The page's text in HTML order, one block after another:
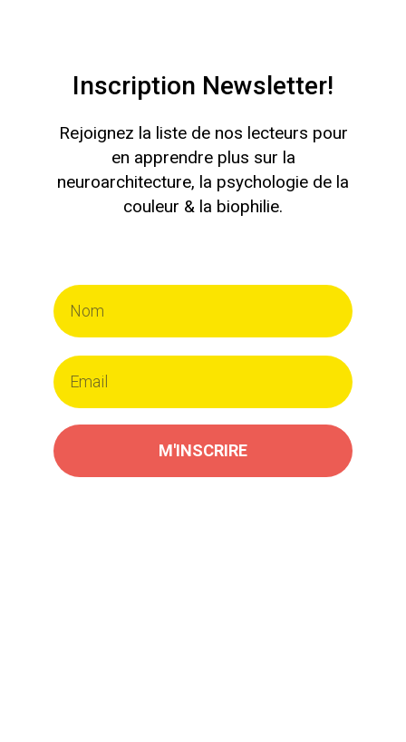
Inscription Newsletter!
Rejoignez la liste de nos lecteurs pour
en apprendre plus sur la
neuroarchitecture, la psychologie de la
couleur & la biophilie.
M'INSCRIRE